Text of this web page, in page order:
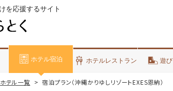
を応援するサイト
ホテル宿泊 ホテルレストラン 遊
ホテル一覧 宿泊プラン（沖縄かりゆしリゾートEXES恩納）